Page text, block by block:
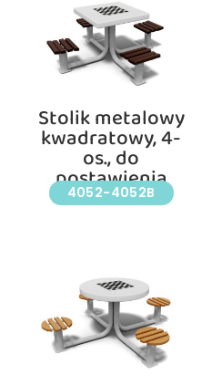
Stolik metalowy
kwadratowy, 4-
os., do
postawienia
4052-4052B